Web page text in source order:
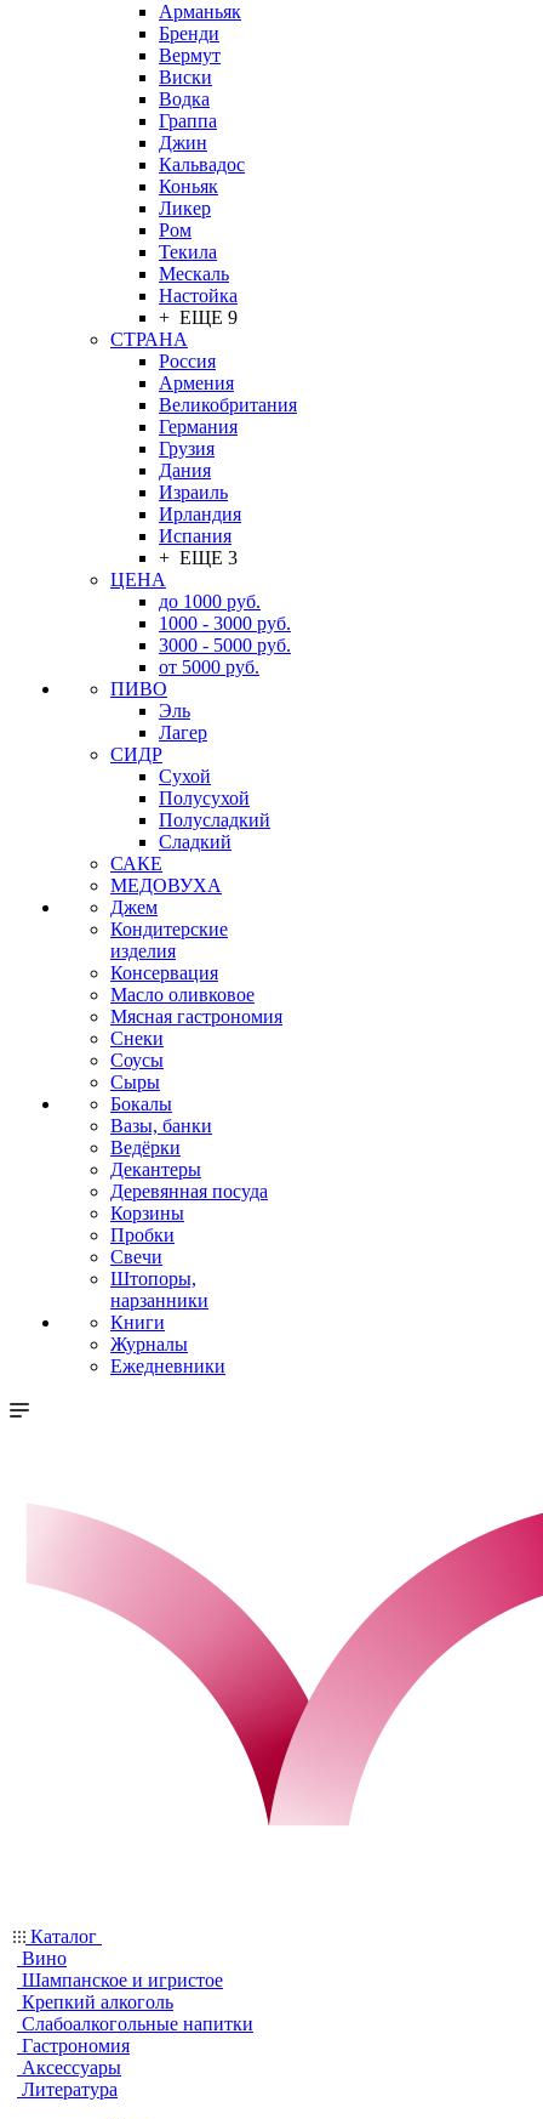
Арманьяк
Бренди
Вермут
Виски
Водка
Граппа
Джин
Кальвадос
Коньяк
Ликер
Ром
Текила
Мескаль
Настойка
+ ЕЩЕ 9
СТРАНА
Россия
Армения
Великобритания
Германия
Грузия
Дания
Израиль
Ирландия
Испания
+ ЕЩЕ 3
ЦЕНА
до 1000 руб.
1000 - 3000 руб.
3000 - 5000 руб.
от 5000 руб.
ПИВО
Эль
Лагер
СИДР
Сухой
Полусухой
Полусладкий
Сладкий
САКЕ
МЕДОВУХА
Джем
Кондитерские
изделия
Консервация
Масло оливковое
Мясная гастрономия
Снеки
Соусы
Сыры
Бокалы
Вазы, банки
Ведёрки
Декантеры
Деревянная посуда
Корзины
Пробки
Свечи
Штопоры,
нарзанники
Книги
Журналы
Ежедневники
Каталог
Вино
Шампанское и игристое
Крепкий алкоголь
Слабоалкогольные напитки
Гастрономия
Аксессуары
Литература